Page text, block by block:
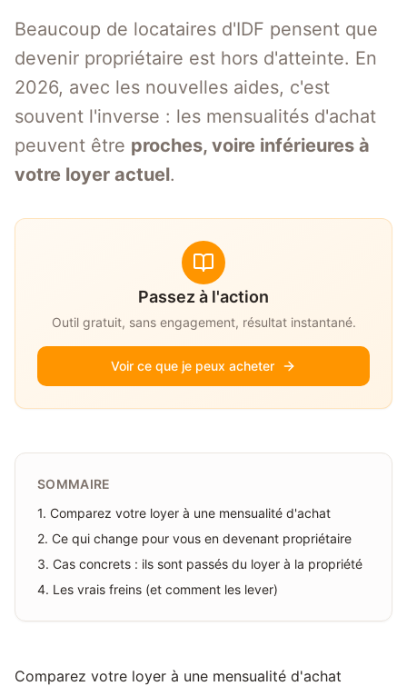
Beaucoup de locataires d'IDF pensent que
devenir propriétaire est hors d'atteinte. En
2026, avec les nouvelles aides, c'est
souvent l'inverse : les mensualités d'achat
peuvent être proches, voire inférieures à
votre loyer actuel.
Passez à l'action
Outil gratuit, sans engagement, résultat instantané.
Voir ce que je peux acheter
SOMMAIRE
1. Comparez votre loyer à une mensualité d'achat
2. Ce qui change pour vous en devenant propriétaire
3. Cas concrets : ils sont passés du loyer à la propriété
4. Les vrais freins (et comment les lever)
Comparez votre loyer à une mensualité d'achat